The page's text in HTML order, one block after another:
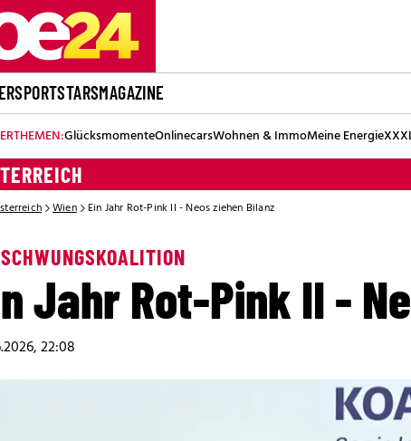
SPORTSTARSMAGAZINE
GlücksmomenteOnlinecarsWohnen & ImmoMeine Energie
Wien Ein Jahr Rot-Pink II - Neos ziehen Bilanz
Jahr Rot-Pink II -
22:08